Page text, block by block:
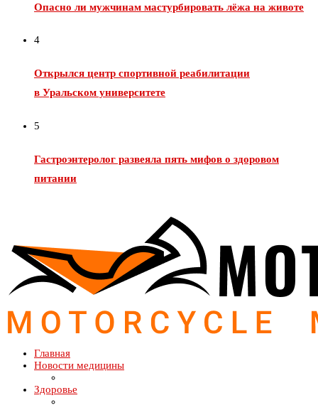
Опасно ли мужчинам мастурбировать лёжа на животе
4
Открылся центр спортивной реабилитации
в Уральском университете
5
Гастроэнтеролог развеяла пять мифов о здоровом
питании
Главная
Новости медицины
Здоровье